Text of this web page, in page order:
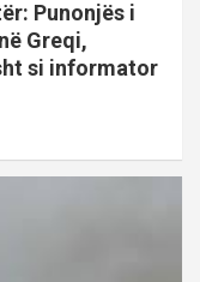
Punonjës i
Greqi,
si informator